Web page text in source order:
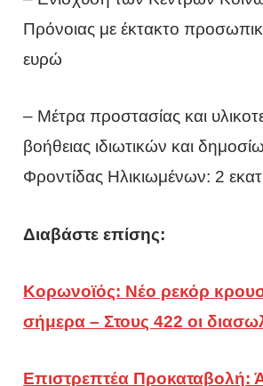
Πρόνοιας με έκτακτο
ευρώ
– Μέτρα προστασίας και
βοήθειας ιδιωτικών και
Φροντίδας Ηλικιωμένων: 2
Διαβάστε επίσης:
Κορωνοϊός: Νέο ρεκόρ
σήμερα – Στους 422 οι
Επιστρεπτέα Προκαταβολή: